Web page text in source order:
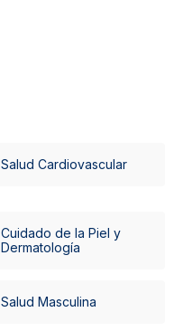
Salud Cardiovascular
Cuidado de la Piel y
Dermatología
Salud Masculina